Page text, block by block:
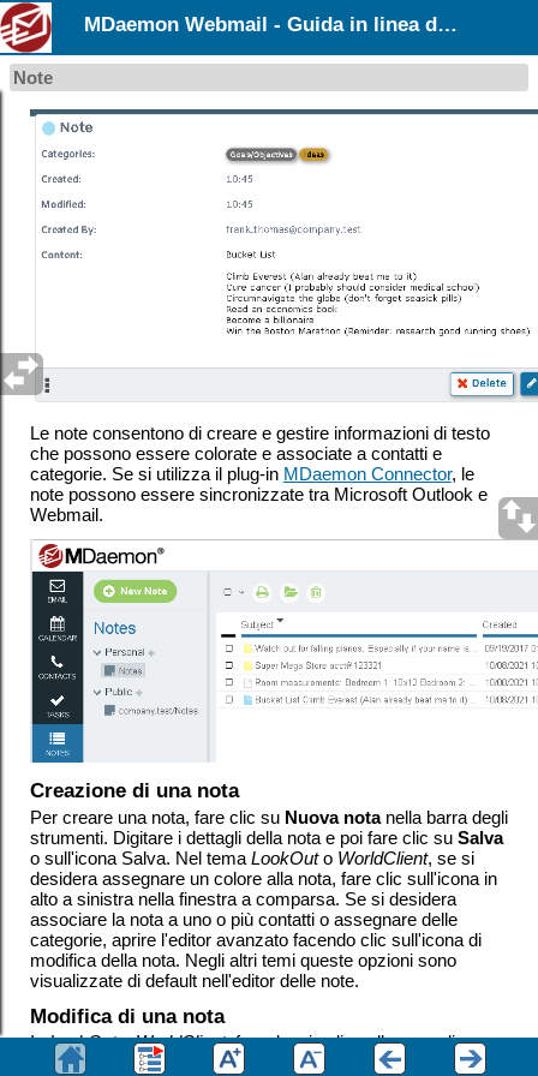
MDaemon Webmail - Guida in linea dell’utente
Note
Le note consentono di creare e gestire informazioni di testo
che possono essere colorate e associate a contatti e
categorie. Se si utilizza il plug-in MDaemon Connector, le
note possono essere sincronizzate tra Microsoft Outlook e
Webmail.
Creazione di una nota
Per creare una nota, fare clic su Nuova notanella barra degli
strumenti. Digitare i dettagli della nota e poi fare clic su Salva
o sull'icona Salva. Nel tema LookOuto WorldClient, se si
desidera assegnare un colore alla nota, fare clic sull'icona in
alto a sinistra nella finestra a comparsa. Se si desidera
associare la nota a uno o più contatti o assegnare delle
categorie, aprire l'editor avanzato facendo clic sull'icona di
modifica della nota. Negli altri temi queste opzioni sono
visualizzate di default nell'editor delle note.
Modifica di una nota
InLookOutoWorldClient, fare doppio clic sulla voce di una
nota per aprirla e modificarla. Negli altri temi, fare clic